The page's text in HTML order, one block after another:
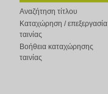
Αναζήτηση τίτλου
Καταχώρηση / επεξεργασία
ταινίας
Βοήθεια καταχώρησης
ταινίας